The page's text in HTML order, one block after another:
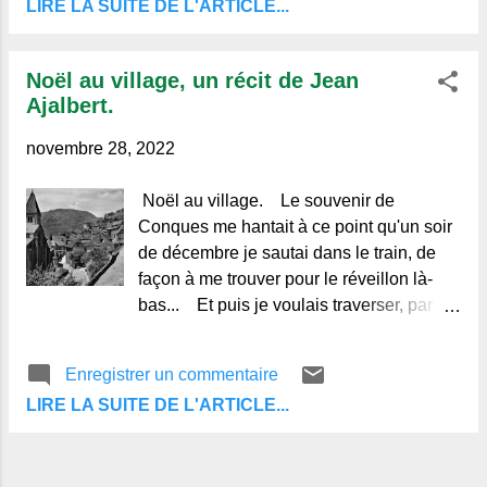
LIRE LA SUITE DE L'ARTICLE...
Noël au village, un récit de Jean
Ajalbert.
novembre 28, 2022
Noël au village. Le souvenir de
Conques me hantait à ce point qu'un soir
de décembre je sautai dans le train, de
façon à me trouver pour le réveillon là-
bas... Et puis je voulais traverser, par
long et que c'était froid ! A chaque
instant, la route disparaissait dans les
Enregistrer un commentaire
LIRE LA SUITE DE L'ARTICLE...